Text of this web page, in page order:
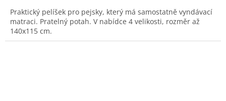
Praktický pelíšek pro pejsky, který má samostatně vyndávací
matraci. Pratelný potah. V nabídce 4 velikosti, rozměr až
140x115 cm.